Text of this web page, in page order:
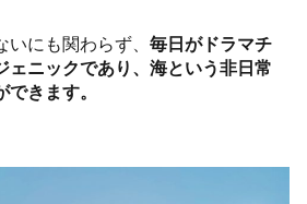
いにも関わらず、毎日がドラマチ
ェニックであり、海という非日常
きます。